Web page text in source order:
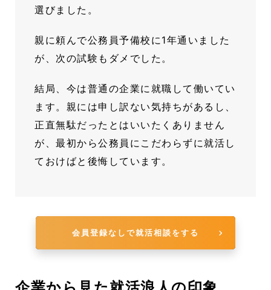
選びました。
親に頼んで公務員予備校に1年通いました
が、次の試験もダメでした。
結局、今は普通の企業に就職して働いてい
ます。親には申し訳ない気持ちがあるし、
正直無駄だったとはいいたくありません
が、最初から公務員にこだわらずに就活し
ておけばと後悔しています。
会員登録なしで就活相談をする